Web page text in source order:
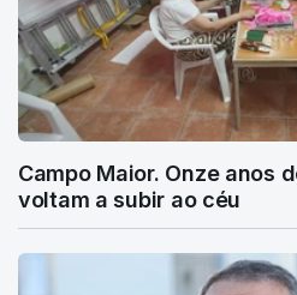
Campo Maior. Onze anos
voltam a subir ao céu